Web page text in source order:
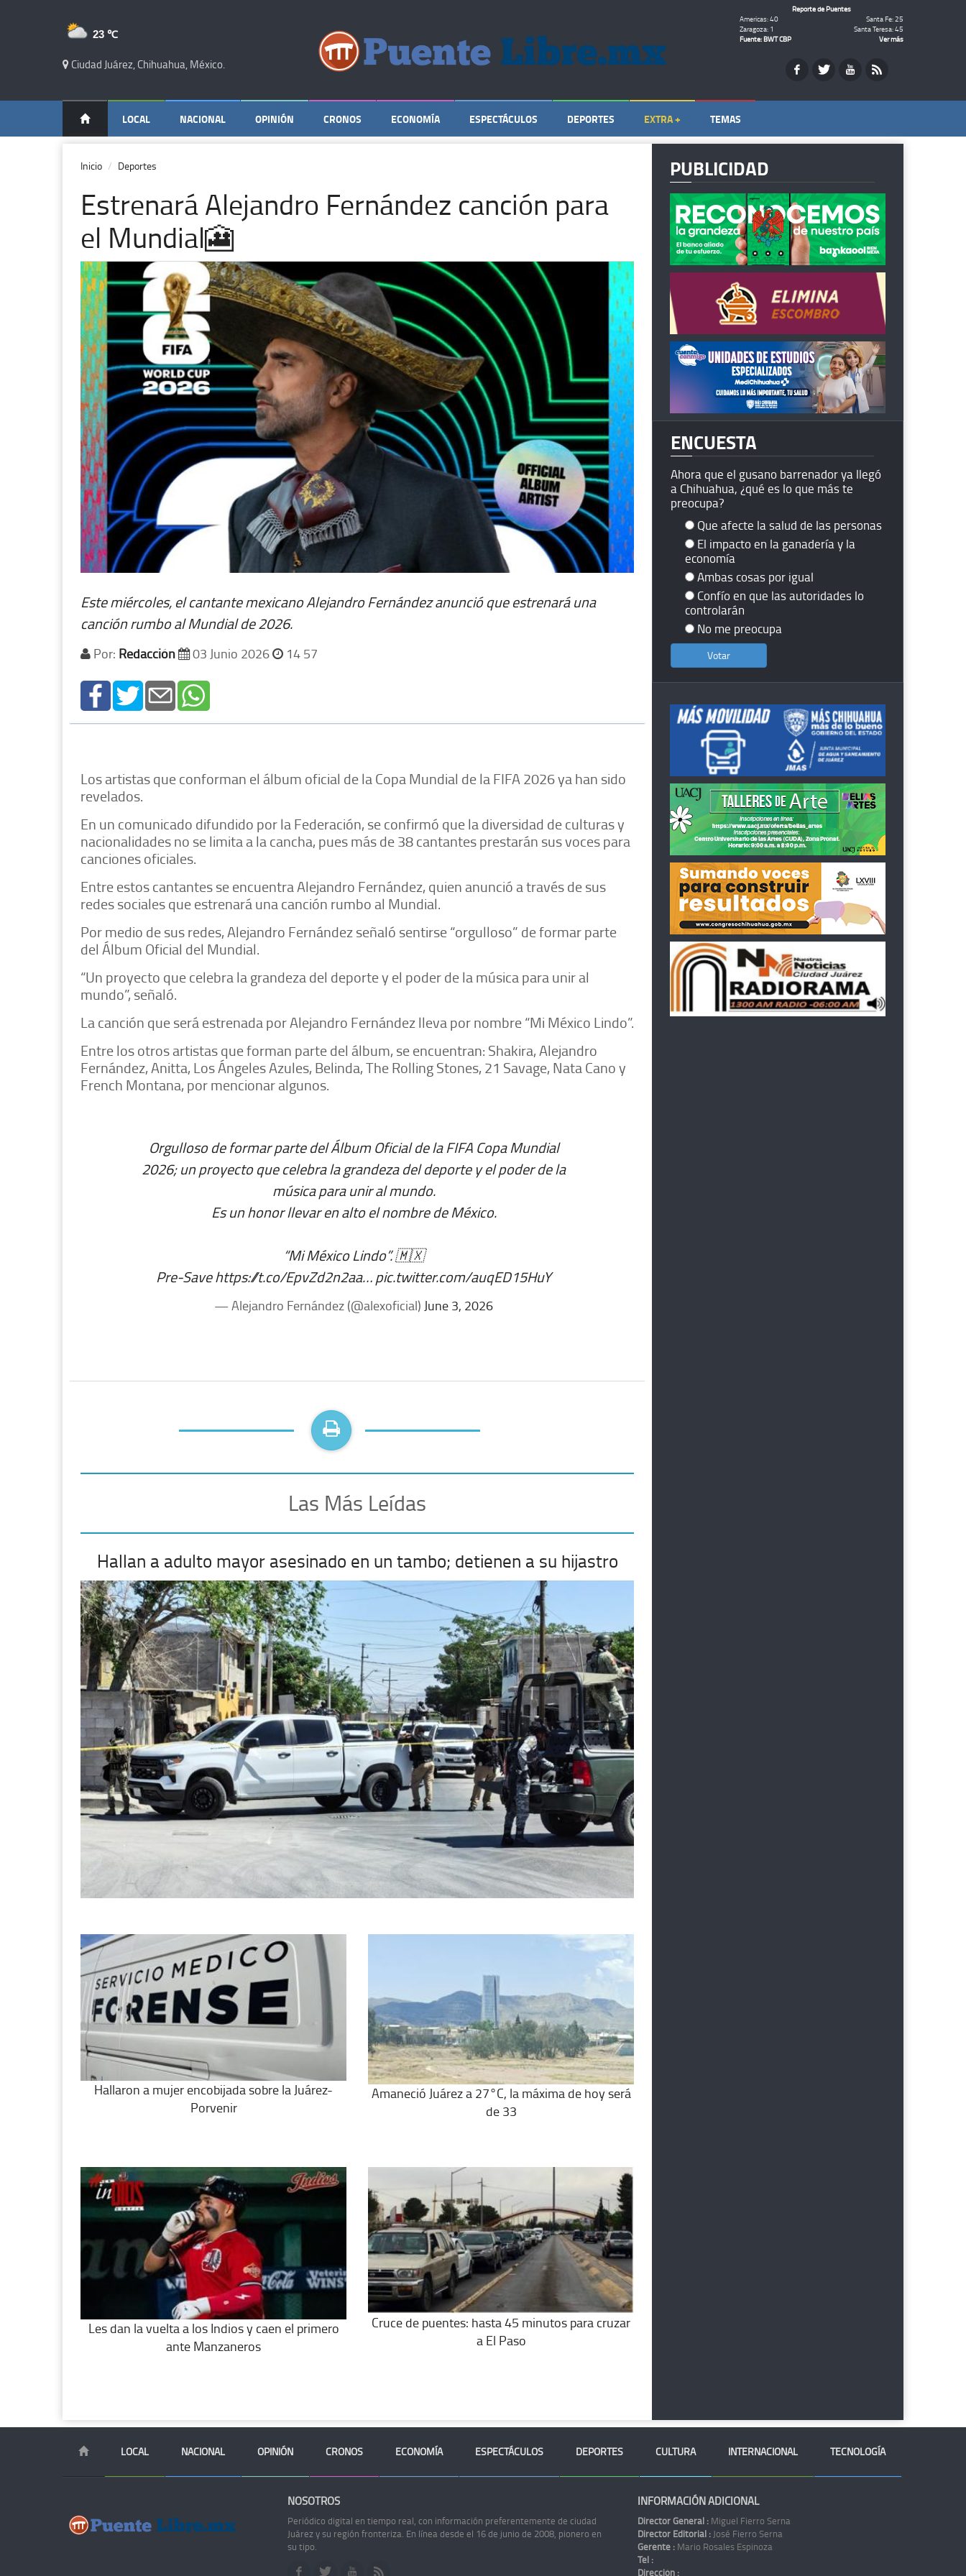
23 ℃
Ciudad Juárez, Chihuahua, México.
Reporte de Puentes
Americas: 40
Santa Fe: 25
Zaragoza: 1
Santa Teresa: 45
Fuente: BWT CBP
Ver más
LOCAL NACIONAL OPINIÓN CRONOS ECONOMÍA ESPECTÁCULOS DEPORTES EXTRA + TEMAS
Inicio Deportes
Estrenará Alejandro Fernández canción para
el Mundial🎦
Este miércoles, el cantante mexicano Alejandro Fernández anunció que estrenará una
canción rumbo al Mundial de 2026.
Por: Redacción 03 Junio 2026 14 57
Los artistas que conforman el álbum oficial de la Copa Mundial de la FIFA 2026 ya han sido
revelados.
En un comunicado difundido por la Federación, se confirmó que la diversidad de culturas y
nacionalidades no se limita a la cancha, pues más de 38 cantantes prestarán sus voces para
canciones oficiales.
Entre estos cantantes se encuentra Alejandro Fernández, quien anunció a través de sus
redes sociales que estrenará una canción rumbo al Mundial.
Por medio de sus redes, Alejandro Fernández señaló sentirse “orgulloso” de formar parte
del Álbum Oficial del Mundial.
“Un proyecto que celebra la grandeza del deporte y el poder de la música para unir al
mundo”, señaló.
La canción que será estrenada por Alejandro Fernández lleva por nombre “Mi México Lindo”.
Entre los otros artistas que forman parte del álbum, se encuentran: Shakira, Alejandro
Fernández, Anitta, Los Ángeles Azules, Belinda, The Rolling Stones, 21 Savage, Nata Cano y
French Montana, por mencionar algunos.
Orgulloso de formar parte del Álbum Oficial de la FIFA Copa Mundial
2026; un proyecto que celebra la grandeza del deporte y el poder de la
música para unir al mundo.
Es un honor llevar en alto el nombre de México.
“Mi México Lindo”. 🇲🇽
Pre-Savehttps://t.co/EpvZd2n2aa…pic.twitter.com/auqED15HuY
— Alejandro Fernández (@alexoficial) June 3, 2026
Las Más Leídas
Hallan a adulto mayor asesinado en un tambo; detienen a su hijastro
Hallaron a mujer encobijada sobre la Juárez-
Porvenir
Amaneció Juárez a 27°C, la máxima de hoy será
de 33
Les dan la vuelta a los Indios y caen el primero
ante Manzaneros
Cruce de puentes: hasta 45 minutos para cruzar
a El Paso
PUBLICIDAD
ENCUESTA
Ahora que el gusano barrenador ya llegó
a Chihuahua, ¿qué es lo que más te
preocupa?
Que afecte la salud de las personas
El impacto en la ganadería y la
economía
Ambas cosas por igual
Confío en que las autoridades lo
controlarán
No me preocupa
LOCAL NACIONAL OPINIÓN CRONOS ECONOMÍA ESPECTÁCULOS DEPORTES CULTURA INTERNACIONAL TECNOLOGÍA
NOSOTROS
Periódico digital en tiempo real, con información preferentemente de ciudad
Juárez y su región fronteriza. En línea desde el 16 de junio de 2008, pionero en
su tipo.
INFORMACIÓN ADICIONAL
Director General : Miguel Fierro Serna
Director Editorial : José Fierro Serna
Gerente : Mario Rosales Espinoza
Tel :
Dirección :